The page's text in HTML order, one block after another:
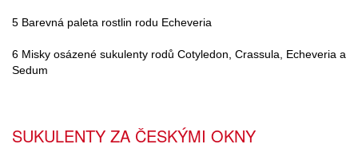
5 Barevná paleta rostlin rodu Echeveria
6 Misky osázené sukulenty rodů Cotyledon, Crassula, Echeveria a
Sedum
SUKULENTY ZA ČESKÝMI OKNY